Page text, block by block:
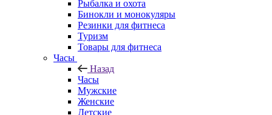
Рыбалка и охота
Бинокли и монокуляры
Резинки для фитнеса
Туризм
Товары для фитнеса
Часы
Назад
Часы
Мужские
Женские
Детские